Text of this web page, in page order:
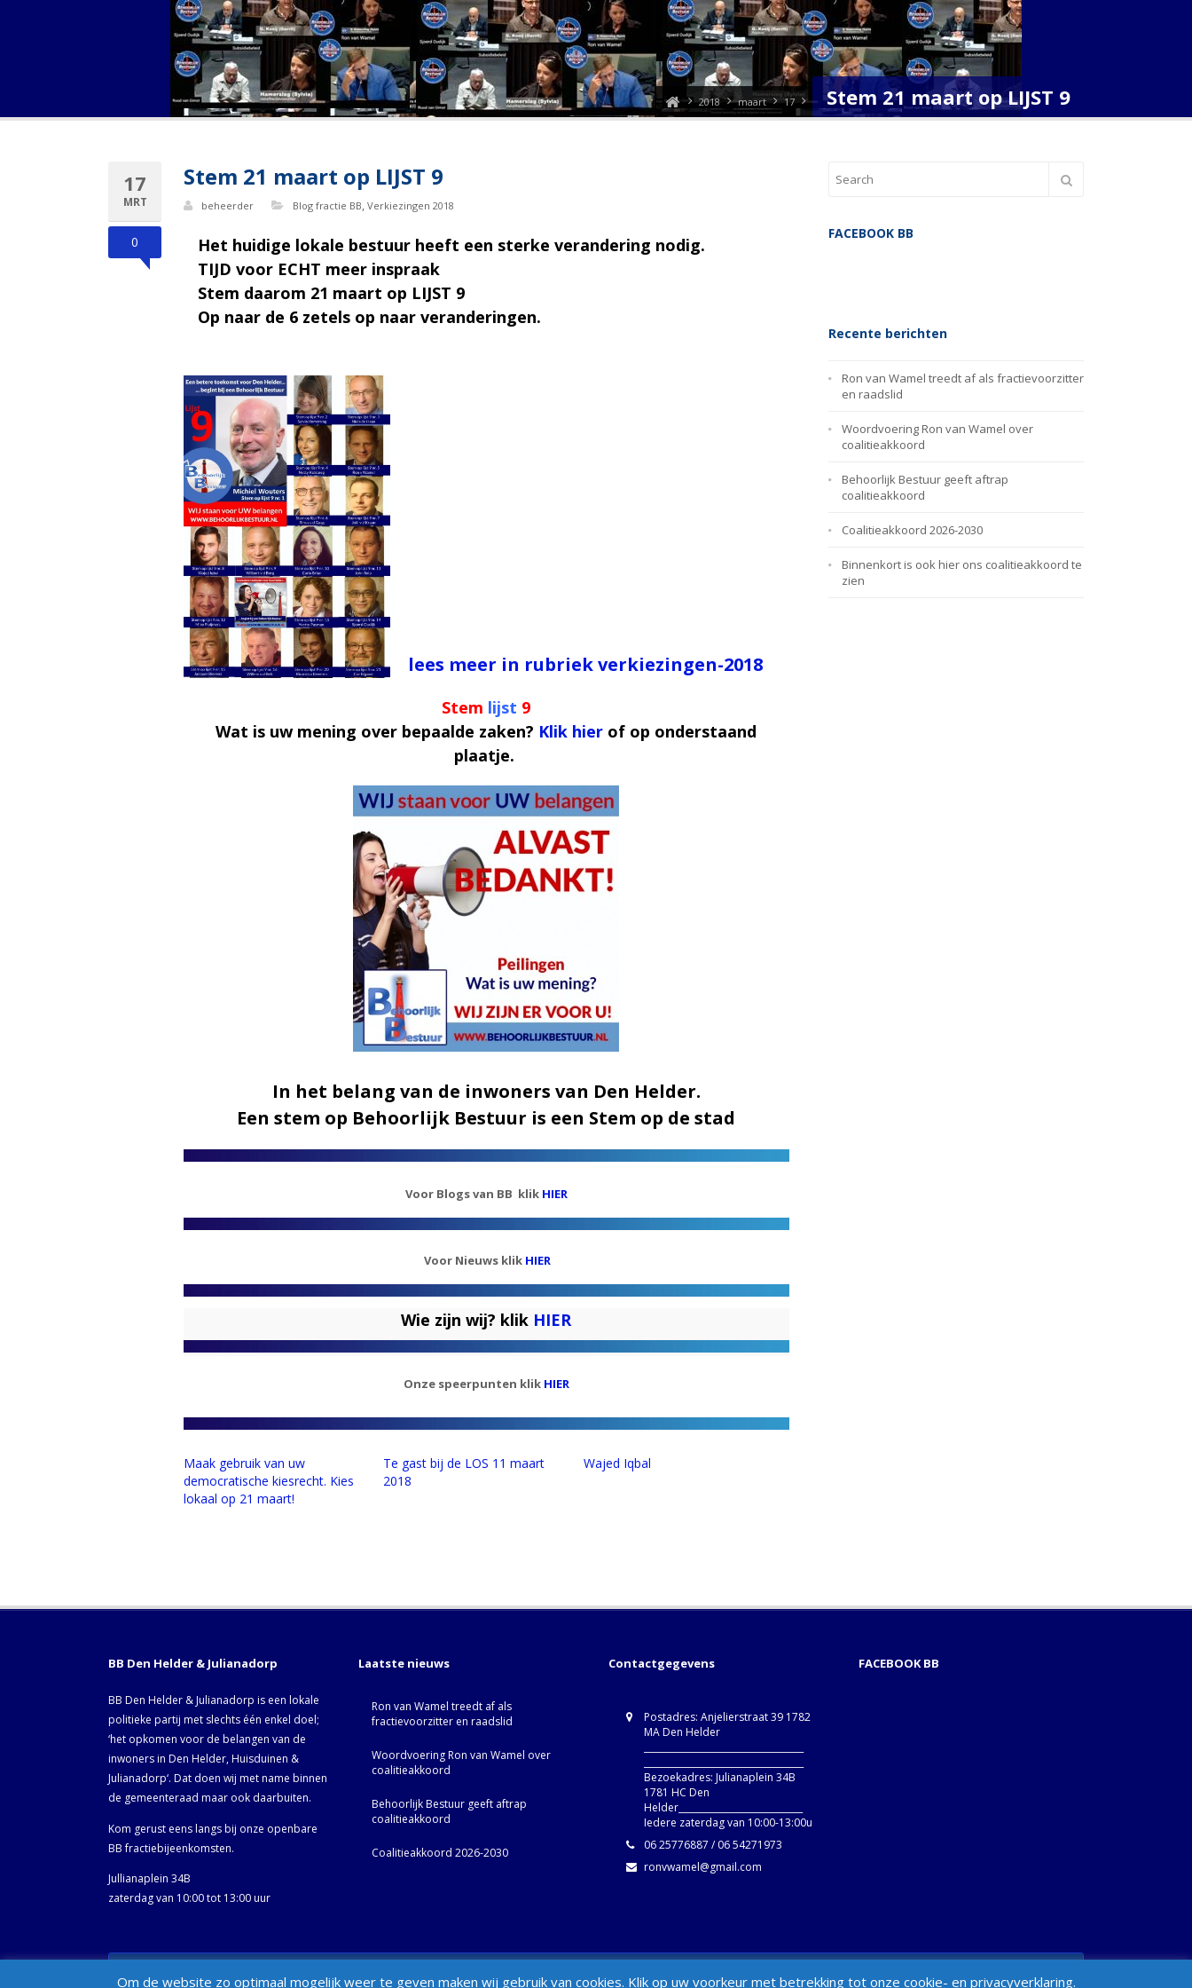
2018 maart 17 Stem 21 maart op LIJST 9
17
MRT
0
Stem 21 maart op LIJST 9
beheerder Blog fractie BB, Verkiezingen 2018
Het huidige lokale bestuur heeft een sterke verandering nodig.
TIJD voor ECHT meer inspraak
Stem daarom 21 maart op LIJST 9
Op naar de 6 zetels op naar veranderingen.
lees meer in rubriek verkiezingen-2018
Stem lijst 9
Wat is uw mening over bepaalde zaken? Klik hier of op onderstaand
plaatje.
In het belang van de inwoners van Den Helder.
Een stem op Behoorlijk Bestuur is een Stem op de stad
Voor Blogs van BB klik HIER
Voor Nieuws klik HIER
Wie zijn wij? klik HIER
Onze speerpunten klik HIER
Maak gebruik van uw
democratische kiesrecht. Kies
lokaal op 21 maart!
Te gast bij de LOS 11 maart
2018
Wajed Iqbal
FACEBOOK BB
Recente berichten
Ron van Wamel treedt af als fractievoorzitter
en raadslid
Woordvoering Ron van Wamel over
coalitieakkoord
Behoorlijk Bestuur geeft aftrap
coalitieakkoord
Coalitieakkoord 2026-2030
Binnenkort is ook hier ons coalitieakkoord te
zien
BB Den Helder & Julianadorp
BB Den Helder & Julianadorp is een lokale
politieke partij met slechts één enkel doel;
‘het opkomen voor de belangen van de
inwoners in Den Helder, Huisduinen &
Julianadorp‘. Dat doen wij met name binnen
de gemeenteraad maar ook daarbuiten.
Kom gerust eens langs bij onze openbare
BB fractiebijeenkomsten.
Jullianaplein 34B
zaterdag van 10:00 tot 13:00 uur
Laatste nieuws
Ron van Wamel treedt af als
fractievoorzitter en raadslid
Woordvoering Ron van Wamel over
coalitieakkoord
Behoorlijk Bestuur geeft aftrap
coalitieakkoord
Coalitieakkoord 2026-2030
Contactgegevens
Postadres: Anjelierstraat 39 1782
MA Den Helder
Bezoekadres: Julianaplein 34B
1781 HC Den
Helder____________________________
Iedere zaterdag van 10:00-13:00u
06 25776887 / 06 54271973
ronvwamel@gmail.com
FACEBOOK BB
© BB Den Helder & Julianadorp 2002- 2025 -Privacybeleid Set Footer Menu from Wordpress Admin > Appearance > Menus > "Manage Locations" Box
Om de website zo optimaal mogelijk weer te geven maken wij gebruik van cookies. Klik op uw voorkeur met betrekking tot onze cookie- en privacyverklaring.